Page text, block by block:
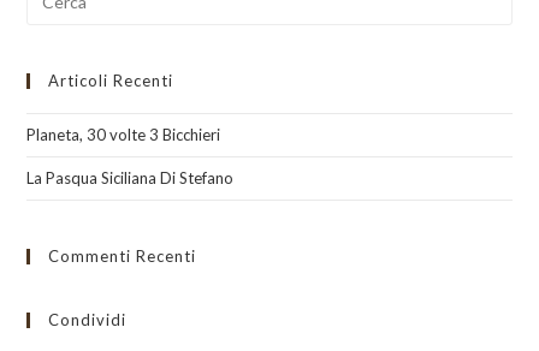
Articoli Recenti
Planeta, 30 volte 3 Bicchieri
La Pasqua Siciliana Di Stefano
Commenti Recenti
Condividi